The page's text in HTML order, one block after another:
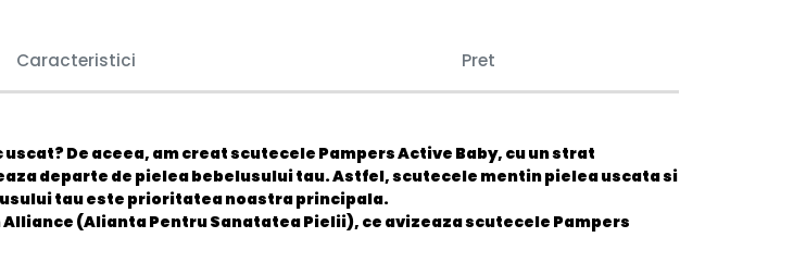
Caracteristici Pret
De aceea, am creat scutecele Pampers Active Baby, cu un strat
departe de pielea bebelusului tau. Astfel, scutecele mentin pielea uscata si
tau este prioritatea noastra principala.
(Alianta Pentru Sanatatea Pielii), ce avizeaza scutecele Pampers